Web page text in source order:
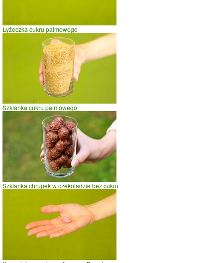
Łyżeczka cukru palmowego
Szklanka cukru palmowego
Szklanka chrupek w czekoladzie bez cukru